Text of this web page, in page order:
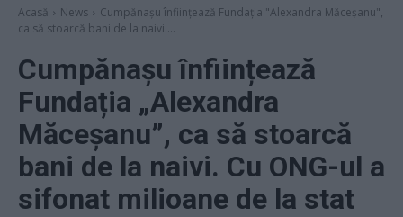
Acasă News
Cumpănașu înființează Fundația "Alexandra Măceșanu",
ca să stoarcă bani de la naivi....
Cumpănașu înființează
Fundația „Alexandra
Măceșanu”, ca să stoarcă
bani de la naivi. Cu ONG-ul a
sifonat milioane de la stat